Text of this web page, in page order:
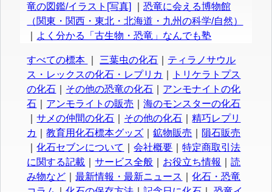
竜の図鑑/イラスト[写真]
｜恐竜に会える博物館
（関東・関西・東北・北海道・九州の科学/自然）
よく分かる「古生物・恐竜」なんでも塾
すべての標本 三葉虫の化石
ティラノサウル
ス・レックスの化石・レプリカ
トリケラトプス
の化石
その他の恐竜の化石
アンモナイトの化
石
アンモライトの販売 ｜海のモンスターの化石
｜サメの仲間の化石 その他の化石 ｜精巧レプリ
カ
｜教育用化石標本グッズ ｜鉱物販売
隕石販売
｜化石セブンについて ｜会社概要 ｜特定商取引法
に関する記載 ｜サービス全般 お役立ち情報 ｜読
み物など ｜最新情報・最新ニュース ｜化石・恐竜